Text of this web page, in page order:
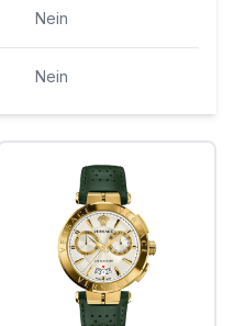
Nein
Nein